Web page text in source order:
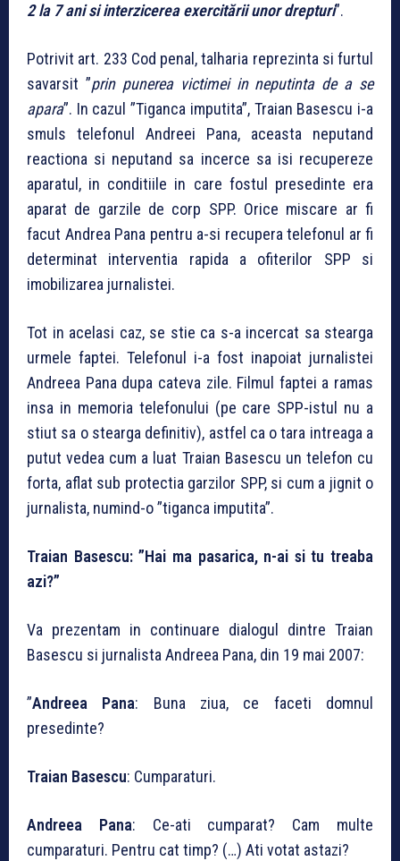
2 la 7 ani si interzicerea exercitării unor drepturi”.
Potrivit art. 233 Cod penal, talharia reprezinta si furtul
savarsit ”prin punerea victimei in neputinta de a se
apara”. In cazul ”Tiganca imputita”, Traian Basescu i-a
smuls telefonul Andreei Pana, aceasta neputand
reactiona si neputand sa incerce sa isi recupereze
aparatul, in conditiile in care fostul presedinte era
aparat de garzile de corp SPP. Orice miscare ar fi
facut Andrea Pana pentru a-si recupera telefonul ar fi
determinat interventia rapida a ofiterilor SPP si
imobilizarea jurnalistei.
Tot in acelasi caz, se stie ca s-a incercat sa stearga
urmele faptei. Telefonul i-a fost inapoiat jurnalistei
Andreea Pana dupa cateva zile. Filmul faptei a ramas
insa in memoria telefonului (pe care SPP-istul nu a
stiut sa o stearga definitiv), astfel ca o tara intreaga a
putut vedea cum a luat Traian Basescu un telefon cu
forta, aflat sub protectia garzilor SPP, si cum a jignit o
jurnalista, numind-o ”tiganca imputita”.
Traian Basescu: ”Hai ma pasarica, n-ai si tu treaba
azi?”
Va prezentam in continuare dialogul dintre Traian
Basescu si jurnalista Andreea Pana, din 19 mai 2007:
”Andreea Pana: Buna ziua, ce faceti domnul
presedinte?
Traian Basescu: Cumparaturi.
Andreea Pana: Ce-ati cumparat? Cam multe
cumparaturi. Pentru cat timp? (…) Ati votat astazi?